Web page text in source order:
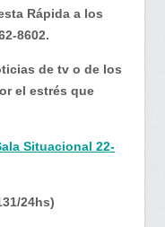
Rápida a los
8602.
de tv o de los
el estrés que
Situacional 22-
24hs)